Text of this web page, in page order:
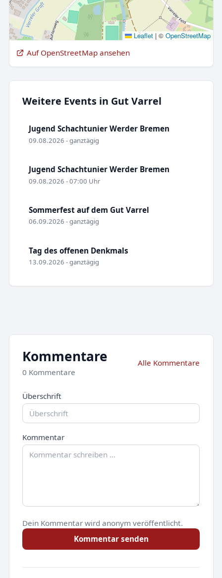
Leaflet |© OpenStreetMap
Auf OpenStreetMap ansehen
Weitere Events in Gut Varrel
Jugend Schachtunier Werder Bremen
09.08.2026 - ganztägig
Jugend Schachtunier Werder Bremen
09.08.2026 - 07:00 Uhr
Sommerfest auf dem Gut Varrel
06.09.2026 - ganztägig
Tag des offenen Denkmals
13.09.2026 - ganztägig
Kommentare
0 Kommentare
Alle Kommentare
Überschrift
Kommentar
Dein Kommentar wird anonym veröffentlicht.
Kommentar senden